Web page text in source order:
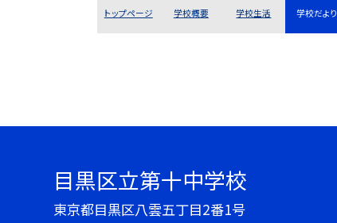
トップページ 学校概要 学校生活 学校だより
目黒区立第十中学校
東京都目黒区八雲五丁目2番1号